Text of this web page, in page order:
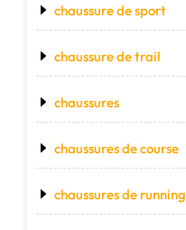
chaussure de sport
chaussure de trail
chaussures
chaussures de course
chaussures de running